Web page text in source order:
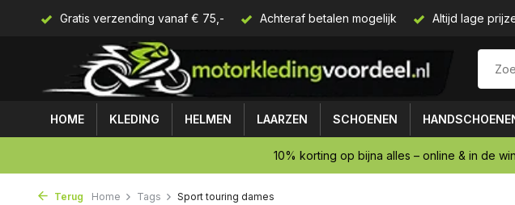
Gratis verzending vanaf € 75,- Achteraf betalen mogelijk Altijd lage
HOME KLEDING HELMEN LAARZEN SCHOENEN
10% korting op bijna alles – online & in de
Terug Home Tags Sport touring dames